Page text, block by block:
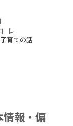
育ての話
情報・偏